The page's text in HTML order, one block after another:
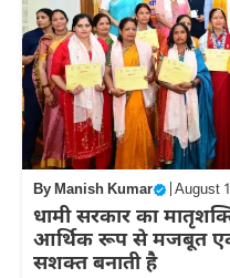
ByManish Kumar August
धामी सरकार का
आर्थिक रूप से मजबूत
सशक्त बनाती है